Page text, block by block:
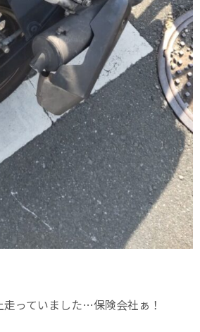
っていました…保険会社ぁ！